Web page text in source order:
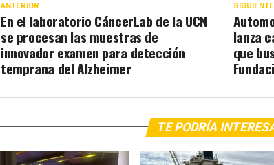
SIGUIENTE
lanza
que
ANTERIOR
En el laboratorio CáncerLab de la UCN
se procesan las muestras de
innovador examen para detección
temprana del Alzheimer
TE PODRÍA